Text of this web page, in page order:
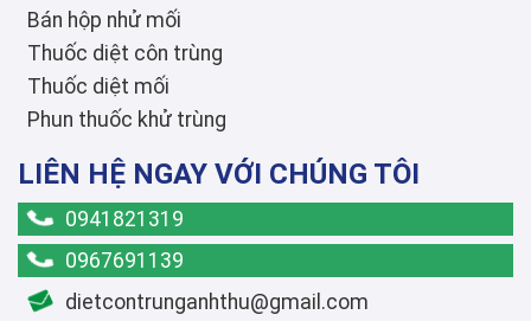
Bán hộp nhử mối
Thuốc diệt côn trùng
Thuốc diệt mối
Phun thuốc khử trùng
LIÊN HỆ NGAY VỚI CHÚNG TÔI
0941821319
0967691139
dietcontrunganhthu@gmail.com